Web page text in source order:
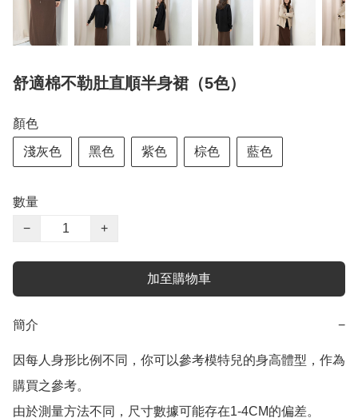
舒適棉不勒肚直順半身裙（5色）
顏色
淺灰色 黑色 紫色 棕色 藍色
數量
−
+
加至購物車
簡介 −
因每人身形比例不同，你可以參考模特兒的身高體型，作為
購買之參考。
由於測量方法不同，尺寸數據可能存在1-4CM的偏差。